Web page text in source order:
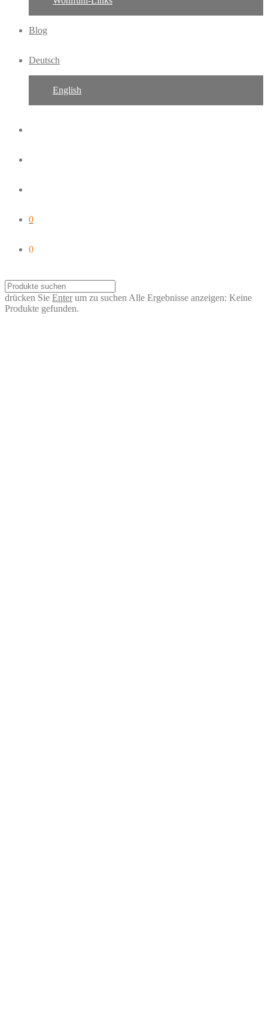
Blog
Deutsch
English
0
0
drücken Sie Enterum zu suchen Alle Ergebnisse anzeigen: Keine
Produkte gefunden.